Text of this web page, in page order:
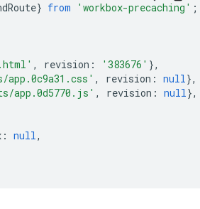
} from 'workbox-precaching' ;
, revision : '383676' },
, revision : null},
app.0d5770.js' , revision : null},
: null,